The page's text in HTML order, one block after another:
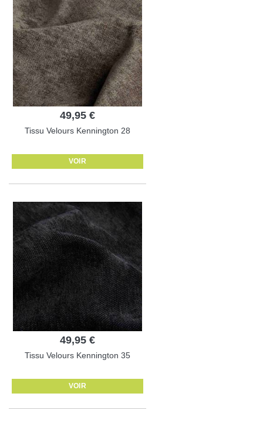
49,95 €
Tissu Velours Kennington 28
VOIR
49,95 €
Tissu Velours Kennington 35
VOIR